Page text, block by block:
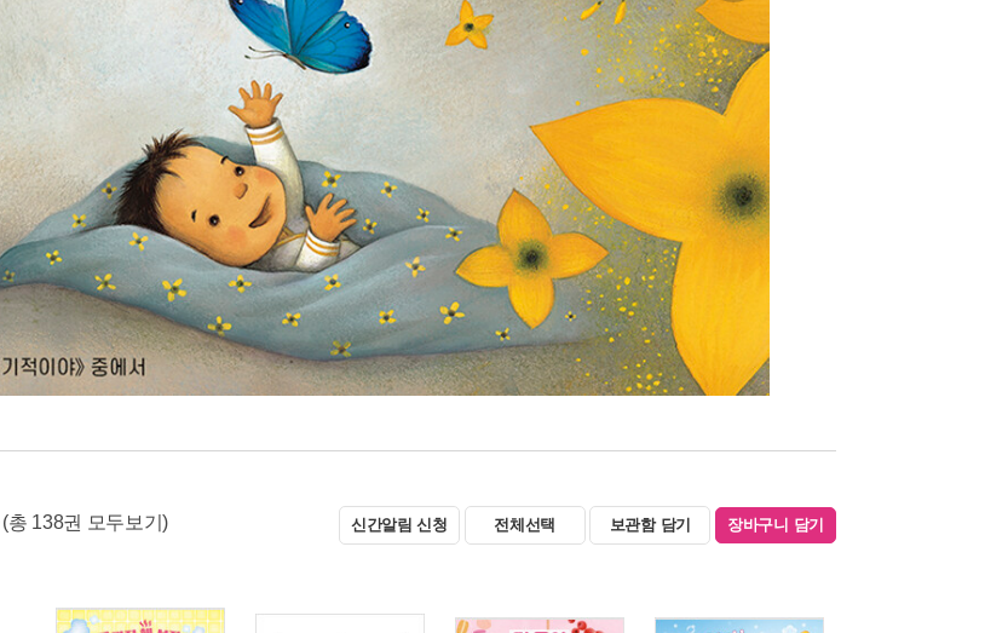
(총 138권 모두보기) 신간알림 신청 전체선택 보관함 담기 장바구니 담기